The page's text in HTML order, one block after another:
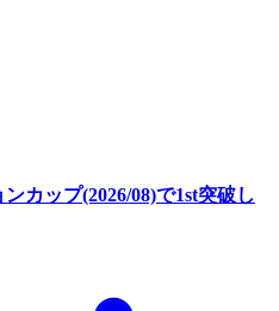
カップ(2026/08)で1st突破し